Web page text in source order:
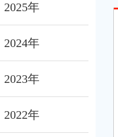
2025年
2024年
2023年
2022年